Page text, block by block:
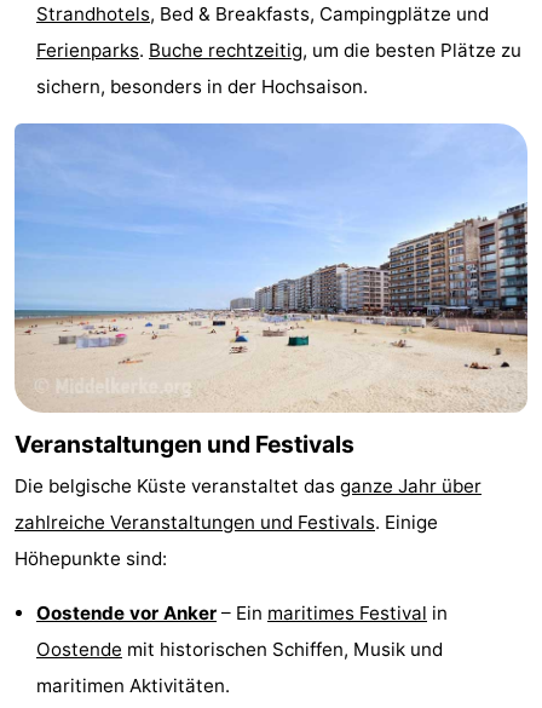
Strandhotels, Bed & Breakfasts, Campingplätze und
Ferienparks. Buche rechtzeitig, um die besten Plätze zu
sichern, besonders in der Hochsaison.
Veranstaltungen und Festivals
Die belgische Küste veranstaltet das ganze Jahr über
zahlreiche Veranstaltungen und Festivals. Einige
Höhepunkte sind:
Oostende vor Anker – Ein maritimes Festival in
Oostende mit historischen Schiffen, Musik und
maritimen Aktivitäten.